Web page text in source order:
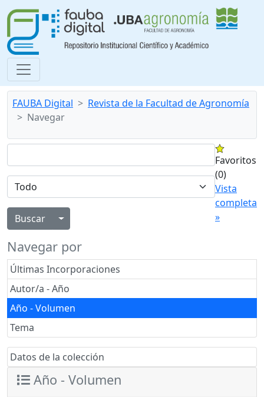
FAUBA Digital
Revista de la Facultad de Agronomía
Navegar
Alternar menú desplegable
Favoritos
(0)
Vista
completa
»
Navegar por
Últimas Incorporaciones
Autor/a - Año
Año - Volumen
Tema
Datos de la colección
Año - Volumen